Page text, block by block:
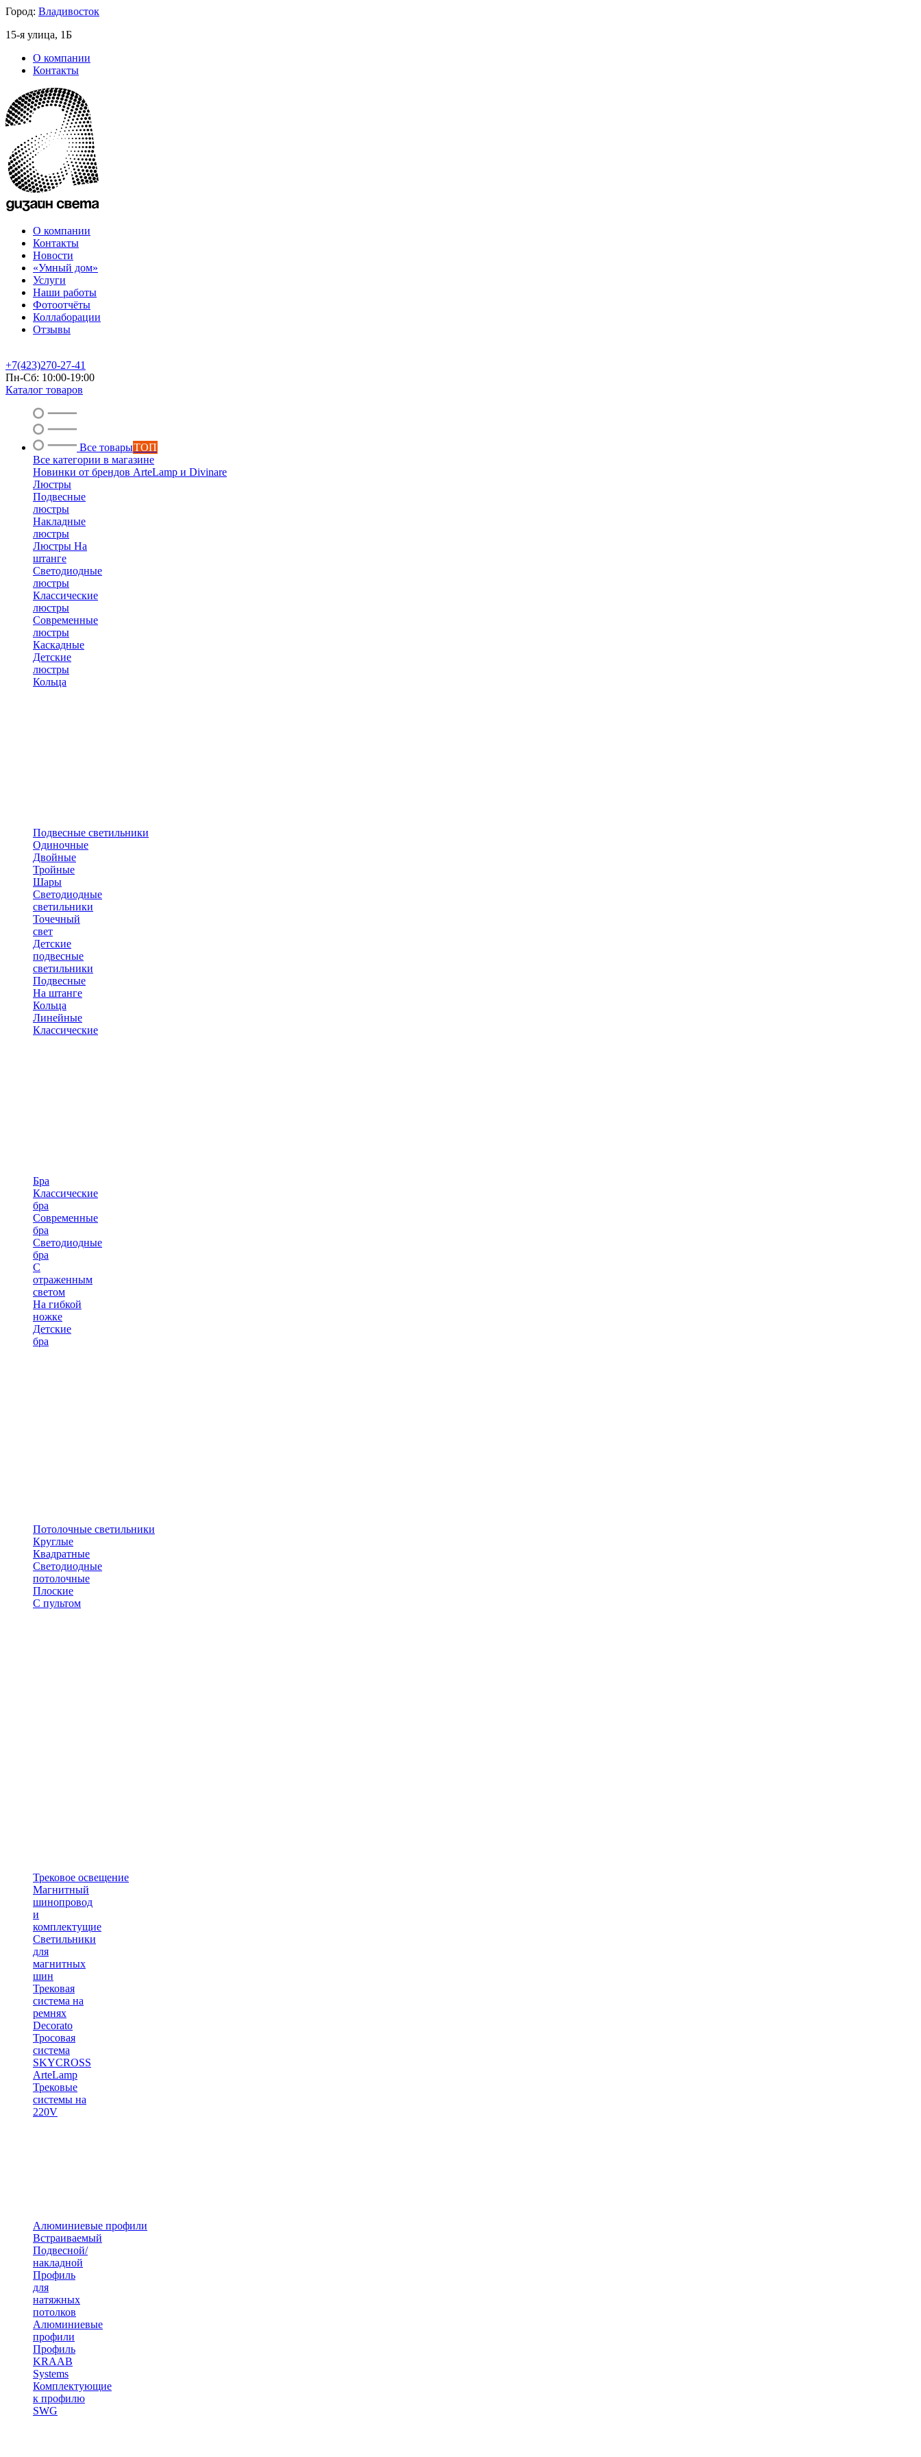
Город: Владивосток
15-я улица, 1Б
О компании
Контакты
О компании
Контакты
Новости
«Умный дом»
Услуги
Наши работы
Фотоотчёты
Коллаборации
Отзывы
+7(423)270-27-41
Пн-Сб: 10:00-19:00
Каталог товаров
Все товарыТОП
Все категории в магазине
Новинки от брендов ArteLamp и Divinare
Люстры
Подвесные
люстры
Накладные
люстры
Люстры На
штанге
Светодиодные
люстры
Классические
люстры
Современные
люстры
Каскадные
Детские
люстры
Кольца
Подвесные светильники
Одиночные
Двойные
Тройные
Шары
Светодиодные
светильники
Точечный
свет
Детские
подвесные
светильники
Подвесные
На штанге
Кольца
Линейные
Классические
Бра
Классические
бра
Современные
бра
Светодиодные
бра
С
отраженным
светом
На гибкой
ножке
Детские
бра
Потолочные светильники
Круглые
Квадратные
Светодиодные
потолочные
Плоские
С пультом
Трековое освещение
Магнитный
шинопровод
и
комплектущие
Светильники
для
магнитных
шин
Трековая
система на
ремнях
Decorato
Тросовая
система
SKYCROSS
ArteLamp
Трековые
системы на
220V
Алюминиевые профили
Встраиваемый
Подвесной/
накладной
Профиль
для
натяжных
потолков
Алюминиевые
профили
Профиль
KRAAB
Systems
Комплектующие
к профилю
SWG